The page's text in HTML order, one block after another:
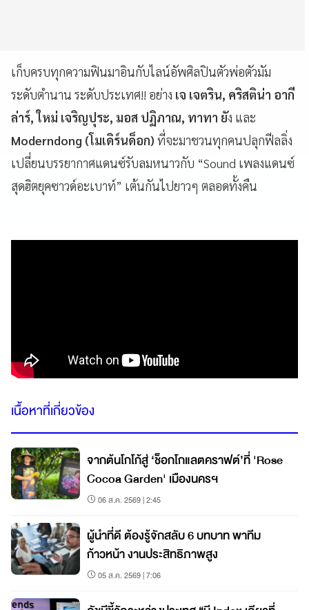
เก็บครบทุกความฟินมาอินกับไลน์อัพศิลปินตัวพ่อตัวมัม
ระดับตำนาน ระดับประเทศ!! อย่าง เจ เจตริน, คริสติน่า อากี
ล่าร์, ใหม่ เจริญปุระ, มอส ปฏิภาณ, ทาทา ยัง และ
Moderndong (โมเดิร์นด็อก) ที่จะมาชวนทุกคนปลุกฟีลลิ่ง
เปลี่ยนบรรยากาศแดนซ์รับลมหนาวกับ “Sound เพลงแดนซ์
สุดฮิตยุคซาวด์อะเบาท์” เต้นกันไปยาวๆ ตลอดทั้งคืน
เนื้อหาที่เกี่ยวข้อง
จากต้นโกโก้สู่ ‘ช็อกโกแลตคราฟต์’ที่ 'Rose
Cocoa Garden' เมืองนครฯ
06 ส.ค. 2569 | 2:45
ผู้นำที่ดี ต้องรู้จักสลับ 6 บทบาท พาทีม
ก้าวหน้า งานประสิทธิภาพสูง
05 ส.ค. 2569 | 7:06